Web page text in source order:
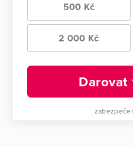
500 Kč
2 000 Kč
Darovat